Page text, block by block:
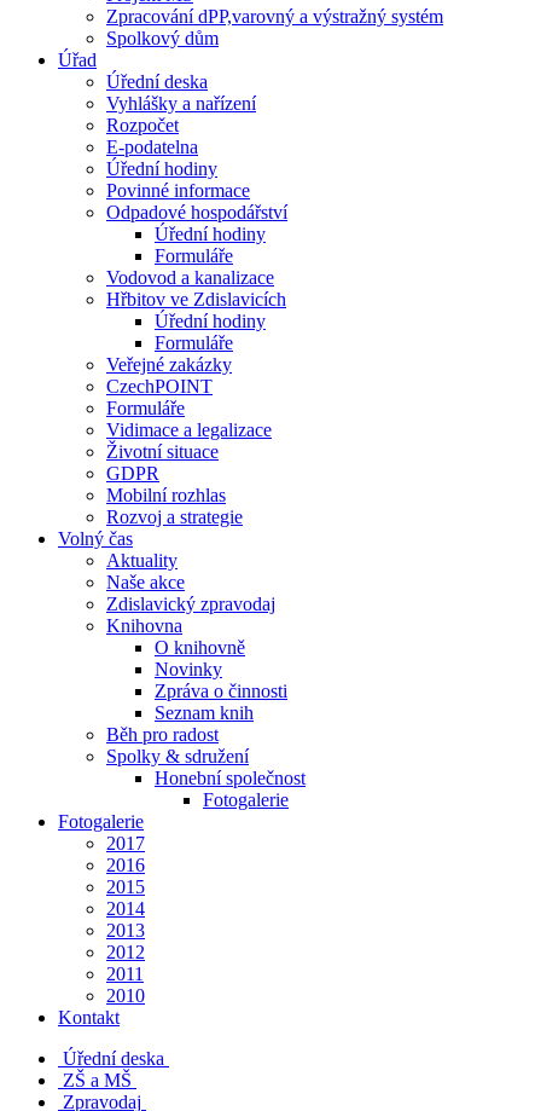
Zpracování dPP,varovný a výstražný systém
Spolkový dům
Úřad
Úřední deska
Vyhlášky a nařízení
Rozpočet
E-podatelna
Úřední hodiny
Povinné informace
Odpadové hospodářství
Úřední hodiny
Formuláře
Vodovod a kanalizace
Hřbitov ve Zdislavicích
Úřední hodiny
Formuláře
Veřejné zakázky
CzechPOINT
Formuláře
Vidimace a legalizace
Životní situace
GDPR
Mobilní rozhlas
Rozvoj a strategie
Volný čas
Aktuality
Naše akce
Zdislavický zpravodaj
Knihovna
O knihovně
Novinky
Zpráva o činnosti
Seznam knih
Běh pro radost
Spolky & sdružení
Honební společnost
Fotogalerie
Fotogalerie
2017
2016
2015
2014
2013
2012
2011
2010
Kontakt
Úřední deska
ZŠ a MŠ
Zpravodaj